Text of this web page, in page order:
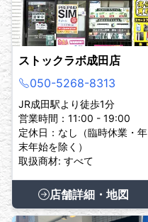
ストックラボ成田店
050-5268-8313
JR成田駅より徒歩1分
営業時間：11:00 - 19:00
定休日：なし（臨時休業・年
末年始を除く）
取扱商材: すべて
店舗詳細・地図